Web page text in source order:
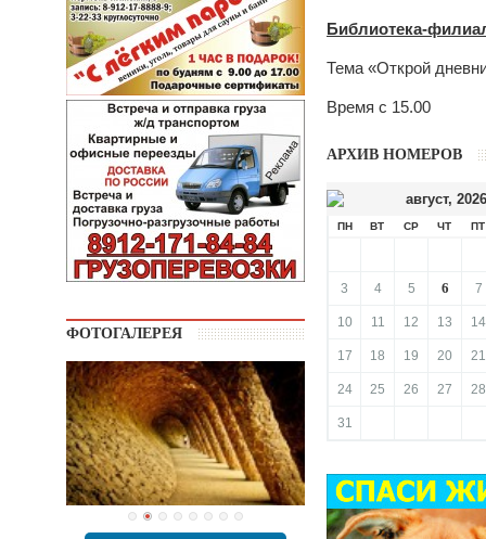
ФОТОГАЛЕРЕЯ
Библиотека-
Тема «Открой
Время с 15.00
АРХИВ НОМЕРОВ
август, 2026
ПН ВТ СР ЧТ ПТ
3 4 5 6 7
10 11 12 13 14
17 18 19 20 21
24 25 26 27 28
31